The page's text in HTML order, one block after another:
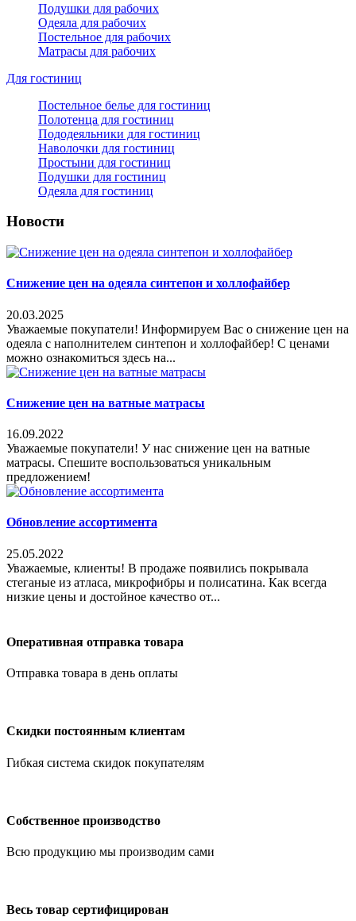
Подушки для рабочих
Одеяла для рабочих
Постельное для рабочих
Матрасы для рабочих
Для гостиниц
Постельное белье для гостиниц
Полотенца для гостиниц
Пододеяльники для гостиниц
Наволочки для гостиниц
Простыни для гостиниц
Подушки для гостиниц
Одеяла для гостиниц
Новости
Снижение цен на одеяла синтепон и холлофайбер
20.03.2025
Уважаемые покупатели! Информируем Вас о снижение цен на
одеяла с наполнителем синтепон и холлофайбер! С ценами
можно ознакомиться здесь на...
Снижение цен на ватные матрасы
16.09.2022
Уважаемые покупатели! У нас снижение цен на ватные
матрасы. Спешите воспользоваться уникальным
предложением!
Обновление ассортимента
25.05.2022
Уважаемые, клиенты! В продаже появились покрывала
стеганые из атласа, микрофибры и полисатина. Как всегда
низкие цены и достойное качество от...
Оперативная отправка товара
Отправка товара в день оплаты
Скидки постоянным клиентам
Гибкая система скидок покупателям
Собственное производство
Всю продукцию мы производим сами
Весь товар сертифицирован